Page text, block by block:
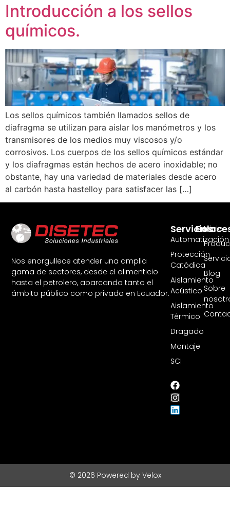
Introducción a los sellos
químicos.
Los sellos químicos también llamados sellos de
diafragma se utilizan para aislar los manómetros y los
transmisores de los medios muy viscosos y/o
corrosivos. Los cuerpos de los sellos químicos estándar
y los diafragmas están hechos de acero inoxidable; no
obstante, hay una variedad de materiales desde acero
al carbón hasta hastelloy para satisfacer las […]
Nos enorgullece atender una amplia
gama de sectores, desde el alimenticio
hasta el petrolero, abarcando tanto el
ámbito público como privado en Ecuador.
Servicios
Automatización
Protección
Catódica
Aislamiento
Acústico
Aislamiento
Térmico
Dragado
Montaje
SCI
Inicio
Blog
Sobre
© 2026 Powered by Velox
Asistente Virtual